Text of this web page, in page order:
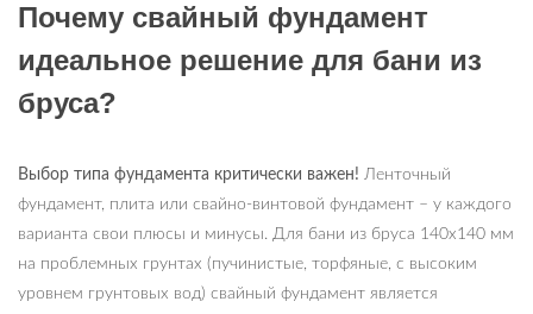
Почему свайный фундамент
идеальное решение для бани из
бруса?
Выбор типа фундамента критически важен! Ленточный
фундамент, плита или свайно-винтовой фундамент – у каждого
варианта свои плюсы и минусы. Для бани из бруса 140х140 мм
на проблемных грунтах (пучинистые, торфяные, с высоким
уровнем грунтовых вод) свайный фундамент является